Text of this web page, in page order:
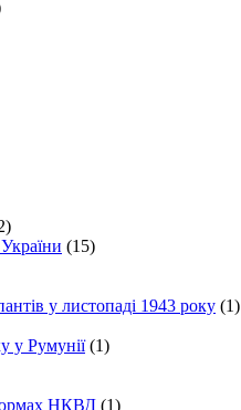
(15)
у листопаді 1943 року (1)
у Румунії(1)
НКВД (1)